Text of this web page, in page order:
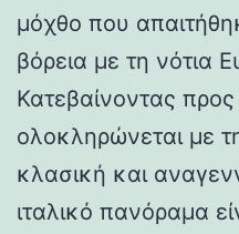
μόχθο που
βόρεια με τη νότια
Κατεβαίνοντας προς
ολοκληρώνεται με
κλασική και
ιταλικό πανόραμα